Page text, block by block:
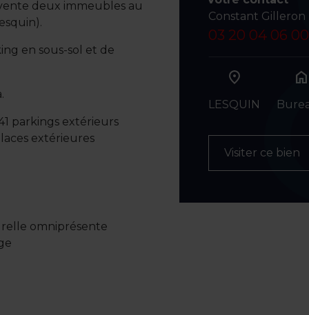
deux immeubles au
en sous-sol et de
parkings extérieurs
extérieures
omniprésente
Constant Gilleron
03 20 04 06 00
LESQUIN
home
Visiter ce bien